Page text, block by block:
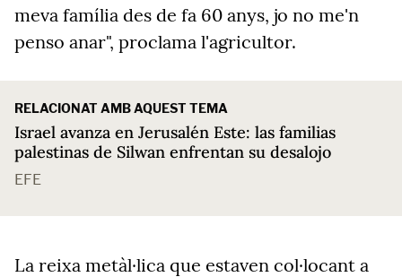
meva família des de fa 60 anys, jo no me'n
penso anar", proclama l'agricultor.
RELACIONAT AMB AQUEST TEMA
Israel avanza en Jerusalén Este: las familias
palestinas de Silwan enfrentan su desalojo
EFE
La reixa metàl·lica que estaven col·locant a